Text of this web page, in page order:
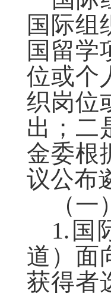
国际组
国留学
位或个
织岗位
出；二
金委根
议公布
（
1.国
道）面
获得者